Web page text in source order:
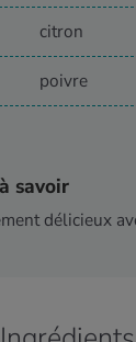
citron
poivre
savoir
délicieux